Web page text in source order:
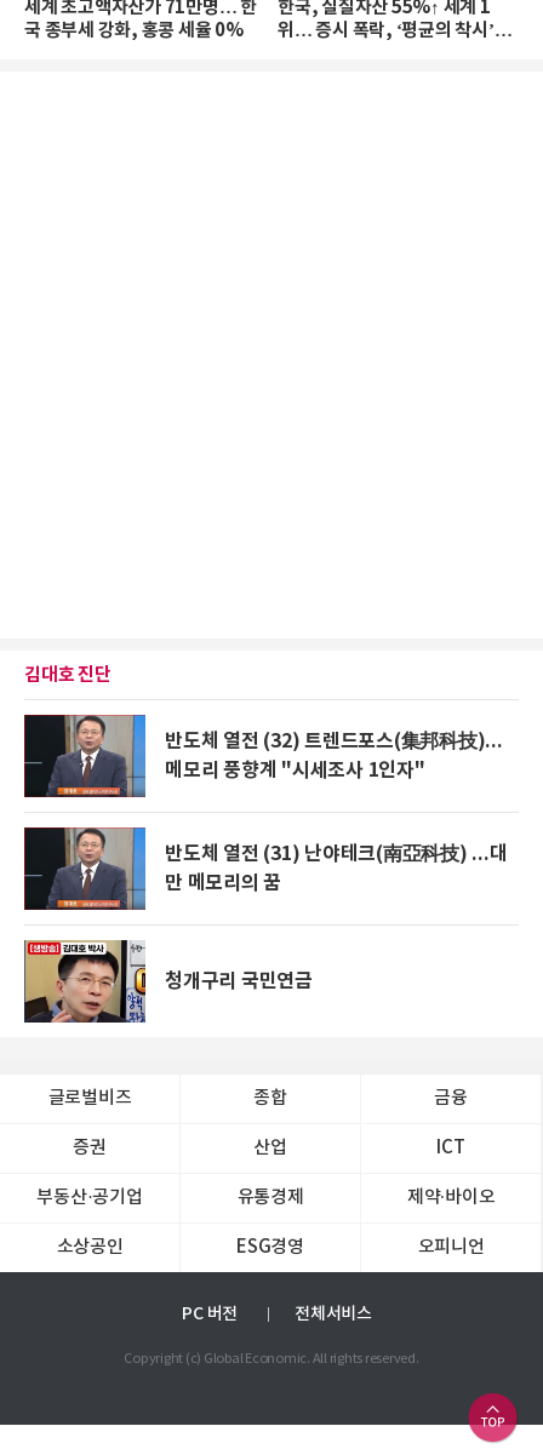
세계 초고액자산가 71만명… 한
국 종부세 강화, 홍콩 세율 0%
한국, 실질자산 55%↑ 세계 1
위… 증시 폭락, ‘평균의 착시’와
김대호 진단
반도체 열전 (32) 트렌드포스(集邦科技)...
메모리 풍향계 "시세조사 1인자"
반도체 열전 (31) 난야테크(南亞科技) ...대
만 메모리의 꿈
청개구리 국민연금
글로벌비즈 종합 금융
증권 산업 ICT
부동산·공기업 유통경제 제약∙바이오
소상공인 ESG경영 오피니언
PC 버전 전체서비스
Copyright (c) Global Economic. All rights reserved.